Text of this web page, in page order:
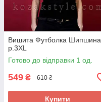
Вишита Футболка Шипшина
р.3XL
Готово до відправки 1 од.
549 ₴ 610 ₴
Купити